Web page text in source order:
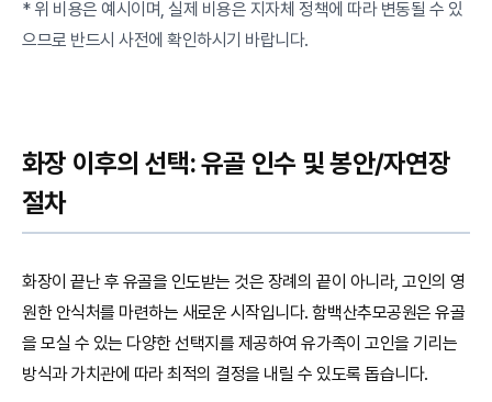
* 위 비용은 예시이며, 실제 비용은 지자체 정책에 따라 변동될 수 있
으므로 반드시 사전에 확인하시기 바랍니다.
화장 이후의 선택: 유골 인수 및 봉안/자연장
절차
화장이 끝난 후 유골을 인도받는 것은 장례의 끝이 아니라, 고인의 영
원한 안식처를 마련하는 새로운 시작입니다. 함백산추모공원은 유골
을 모실 수 있는 다양한 선택지를 제공하여 유가족이 고인을 기리는
방식과 가치관에 따라 최적의 결정을 내릴 수 있도록 돕습니다.